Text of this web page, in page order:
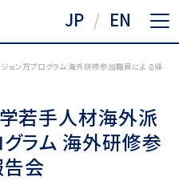
JP EN
ョン万プログラム 海外研修参加職員による帰
若手人材海外派
ラム 海外研修参
会